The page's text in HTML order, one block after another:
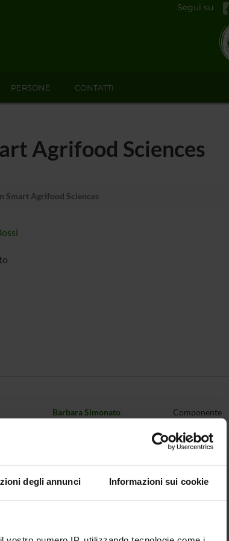
degli annunci Informazioni sui cookie
Segui su
PERSONE CONTATTI
Agrifood Sciences
Smart Agrifood Sciences
Barbara Simonato Componente
Componente
Maurizio Ugliano Componente